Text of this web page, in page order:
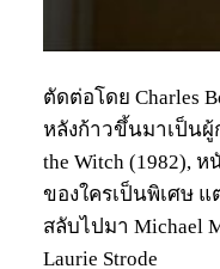
ตัดต่อโดย Charles
หลังก้าวขึ้นมาเป็นผู้
the Witch (1982),
ของใครเป็นพิเศษ แ
สลับไปมา Michael
Laurie Strode